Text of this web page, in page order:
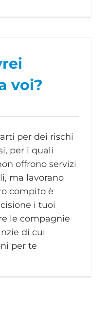
voi?
per dei rischi
per i quali
offrono servizi
ma lavorano
compito è
i tuoi
le compagnie
di cui
per te